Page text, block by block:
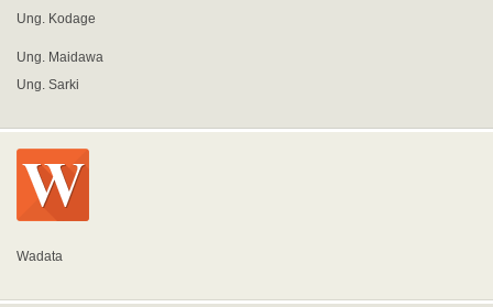
Ung. Kodage
Ung. Maidawa
Ung. Sarki
Wadata